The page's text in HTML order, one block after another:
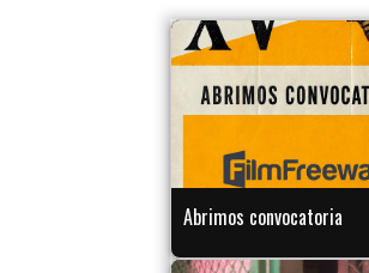
Abrimos convocatoria